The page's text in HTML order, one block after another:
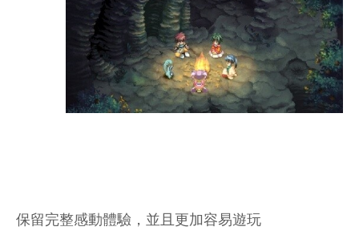
保留完整感動體驗，並且更加容易遊玩